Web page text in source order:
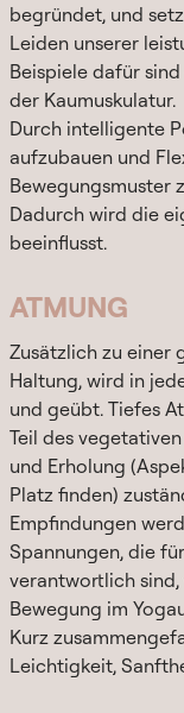
begründet, und
Leiden unserer
Beispiele dafür
der Kaumuskulatur.
Durch intelligente
aufzubauen und
Bewegungsmuster
Dadurch wird die
beeinflusst.
ATMUNG
Zusätzlich zu einer
Haltung, wird in
und geübt. Tiefes
Teil des
und Erholung
Platz finden)
Empfindungen
Spannungen, die
verantwortlich
Bewegung im
Kurz
Leichtigkeit,